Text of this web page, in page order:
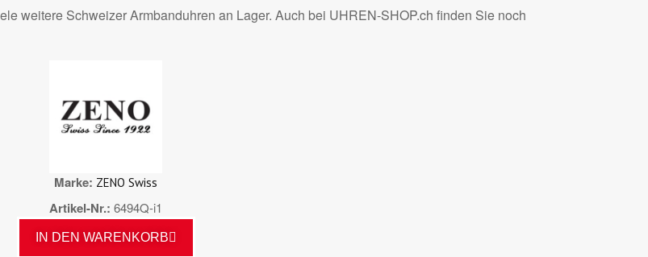
weitere Schweizer Armbanduhren an Lager. Auch bei UHREN-SHOP.ch finden Sie noch
Marke ZENO Swiss
Artikel-Nr. 6494Q-i1
IN DEN WARENKORB